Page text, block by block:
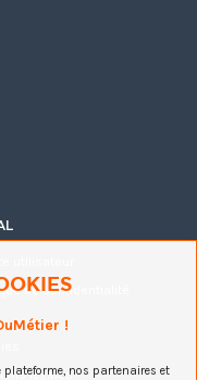
de confidentialité
légales
!
plateforme, nos partenaires et